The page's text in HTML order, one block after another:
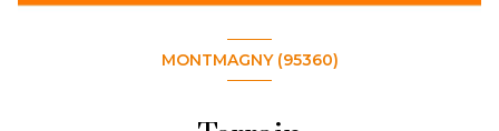
MONTMAGNY (95360)